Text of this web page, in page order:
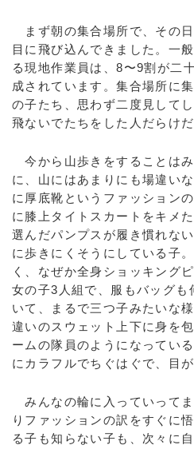
まず朝の集合場所で、その
目に飛び込んできました。一
る現地作業員は、8〜9割が二
成されています。集合場所に
の子たち、思わず二度見して
飛ないでたちをした人だらけだ
今から山歩きをすることは
に、山にはあまりにも場違い
に厚底靴というファッション
に膝上タイトスカートをキメ
選んだパンプスが履き慣れな
に歩きにくそうにしている子
く、なぜか全身ショッキング
女の子3人組で、服もバッグも
いて、まるで三つ子みたいな
違いのスウェット上下に身を
ームの隊員のようになってい
にカラフルでちぐはぐで、目
みんなの輪に入っていって
りファッションの訳をすぐに
る子も知らない子も、次々に